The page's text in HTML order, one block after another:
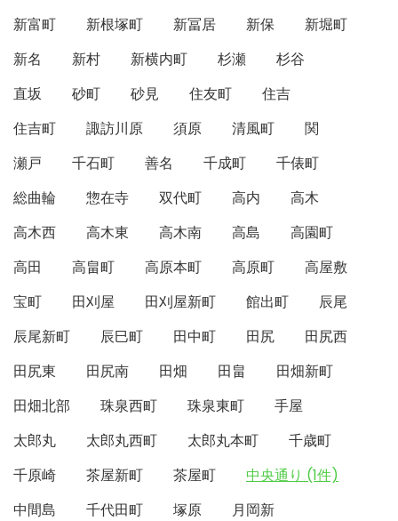
新富町
新根塚町 新冨居 新保
新堀町
新名
新村 新横内町 杉瀬
杉谷
直坂
砂町 砂見 住友町
住吉
住吉町
諏訪川原 須原 清風町
関
瀬戸
千石町 善名 千成町
千俵町
総曲輪
惣在寺 双代町 高内
高木
高木西
高木東 高木南 高島
高園町
高田
高畠町 高原本町 高原町
高屋敷
宝町
田刈屋 田刈屋新町 館出町
辰尾
辰尾新町
辰巳町 田中町 田尻
田尻西
田尻東
田尻南 田畑 田畠
田畑新町
田畑北部
珠泉西町 珠泉東町
手屋
太郎丸
太郎丸西町 太郎丸本町
千歳町
千原崎
茶屋新町 茶屋町
中央通り (1件)
中間島
千代田町 塚原
月岡新